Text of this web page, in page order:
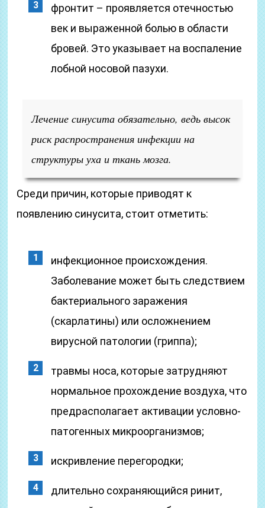
фронтит – проявляется отечностью
век и выраженной болью в области
бровей. Это указывает на воспаление
лобной носовой пазухи.
Лечение синусита обязательно, ведь высок
риск распространения инфекции на
структуры уха и ткань мозга.
Среди причин, которые приводят к
появлению синусита, стоит отметить:
инфекционное происхождения.
Заболевание может быть следствием
бактериального заражения
(скарлатины) или осложнением
вирусной патологии (гриппа);
травмы носа, которые затрудняют
нормальное прохождение воздуха, что
предрасполагает активации условно-
патогенных микроорганизмов;
искривление перегородки;
длительно сохраняющийся ринит,